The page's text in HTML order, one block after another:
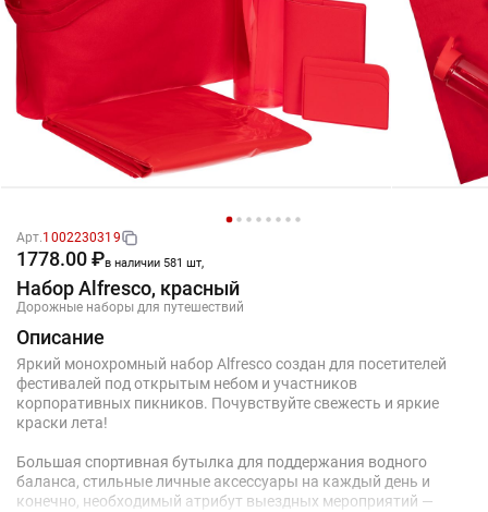
Арт.1002230319
1778.00 ₽в наличии 581 шт,
Набор Alfresco, красный
Дорожные наборы для путешествий
Описание
Яркий монохромный набор Alfresco создан для посетителей
фестивалей под открытым небом и участников
корпоративных пикников. Почувствуйте свежесть и яркие
краски лета!
Большая спортивная бутылка для поддержания водного
баланса, стильные личные аксессуары на каждый день и
конечно, необходимый атрибут выездных мероприятий —